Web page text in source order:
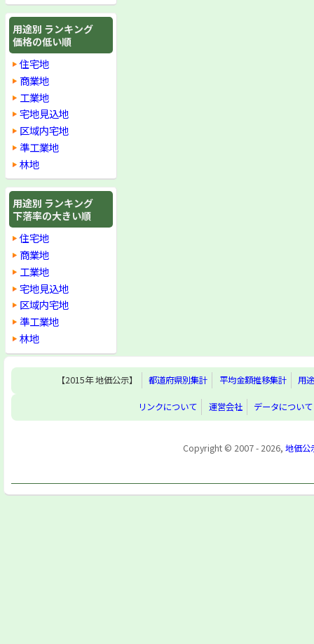
用途別 ランキング
価格の低い順
住宅地
商業地
工業地
宅地見込地
区域内宅地
準工業地
林地
用途別 ランキング
下落率の大きい順
住宅地
商業地
工業地
宅地見込地
区域内宅地
準工業地
林地
【2015年 地価公示】 都道府県別集計 平均金額推移集計 用
リンクについて 運営会社 データについて
Copyright © 2007 - 2026, 地価公